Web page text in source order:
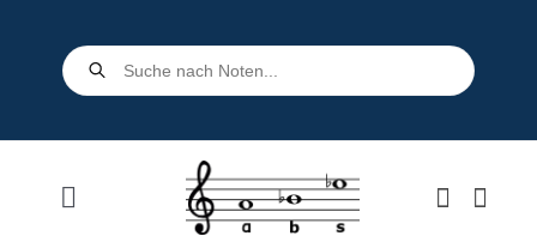
Products
search
Toggle